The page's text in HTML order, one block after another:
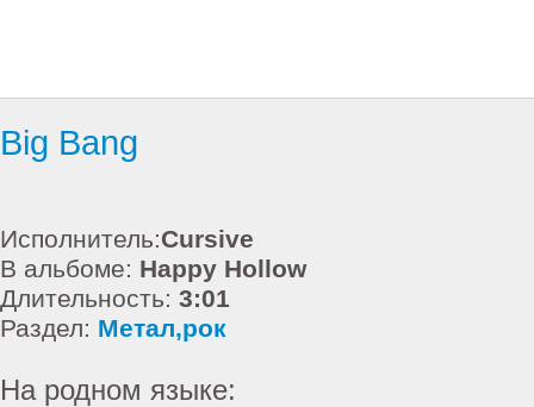
Big Bang
Исполнитель:Cursive
В альбоме: Happy Hollow
Длительность: 3:01
Раздел: Метал,рок
На родном языке: